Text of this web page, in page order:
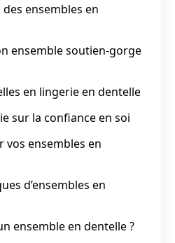
ensembles en
ensemble soutien-gorge
en lingerie en dentelle
sur la confiance en soi
ensembles en
d’ensembles en
ensemble en dentelle ?